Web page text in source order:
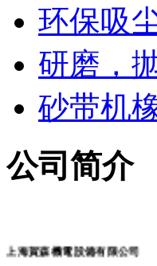
环保吸
研磨，
砂带机
公司简介
上海賀森機電設備有限公司